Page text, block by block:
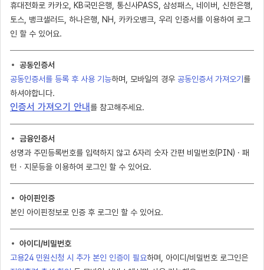
휴대전화로 카카오, KB국민은행, 통신사PASS, 삼성패스, 네이버, 신한은행,
토스, 뱅크샐러드, 하나은행, NH, 카카오뱅크, 우리 인증서를 이용하여 로그
인 할 수 있어요.
공동인증서
공동인증서를 등록 후 사용 기능하며, 모바일의 경우 공동인증서 가져오기 를
하셔야합니다.
인증서 가져오기 안내 를 참고해주세요.
금융인증서
성명과 주민등록번호를 입력하지 않고 6자리 숫자 간편 비밀번호(PIN) · 패
턴 · 지문등을 이용하여 로그인 할 수 있어요.
아이핀인증
본인 아이핀정보로 인증 후 로그인 할 수 있어요.
아이디/비밀번호
고용24 민원신청 시 추가 본인 인증이 필요하며, 아이디/비밀번호 로그인은